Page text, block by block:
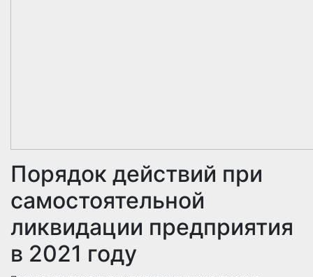
Порядок действий при
самостоятельной
ликвидации предприятия
в 2021 году